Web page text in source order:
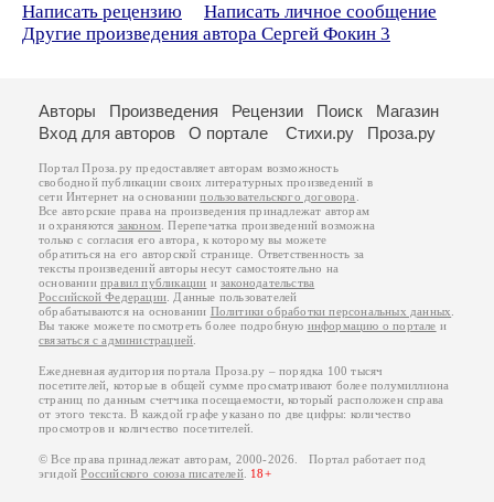
Написать рецензию
Написать личное сообщение
Другие произведения автора Сергей Фокин 3
Авторы Произведения Рецензии Поиск
Магазин
Вход для авторов
О портале Стихи.ру Проза.ру
Портал Проза.ру предоставляет авторам возможность
свободной публикации своих литературных произведений в
сети Интернет на основаниипользовательского договора
Все авторские права на произведения принадлежат авторам
и охраняются законом . Перепечатка произведений возможна
только с согласия его автора, к которому вы можете
обратиться на его авторской странице. Ответственность за
тексты произведений авторы несут самостоятельно на
основанииправил публикации изаконодательства
Российской Федерации . Данные пользователей
обрабатываются на основании Политики обработки персональных данных
Вы также можете посмотреть более подробную информацию о портале и
связаться с администрацией
Ежедневная аудитория портала Проза.ру – порядка 100 тысяч
посетителей, которые в общей сумме просматривают более полумиллиона
страниц по данным счетчика посещаемости, который расположен справа
от этого текста. В каждой графе указано по две цифры: количество
просмотров и количество посетителей.
© Все права принадлежат авторам, 2000-2026. Портал работает под
эгидойРоссийского союза писателей. 18+